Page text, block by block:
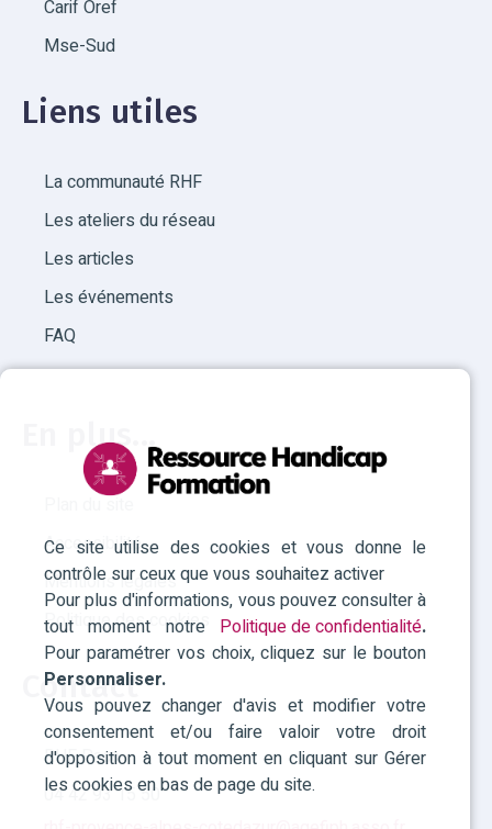
Ce site utilise des cookies et vous donne le
contrôle sur ceux que vous souhaitez activer
Pour plus d'informations, vous pouvez consulter à
tout moment notre Politique de confidentialité.
Pour paramétrer vos choix, cliquez sur le bouton
Personnaliser.
Vous pouvez changer d'avis et modifier votre
consentement et/ou faire valoir votre droit
d'opposition à tout moment en cliquant sur Gérer
les cookies en bas de page du site.
Carif Oref
Mse-Sud
Liens utiles
La communauté RHF
Les ateliers du réseau
Les articles
Les événements
FAQ
En plus...
Plan du site
Accessibilité
Mentions légales
Politique des cookies
Contact
RHF Paca
04 42 93 15 50